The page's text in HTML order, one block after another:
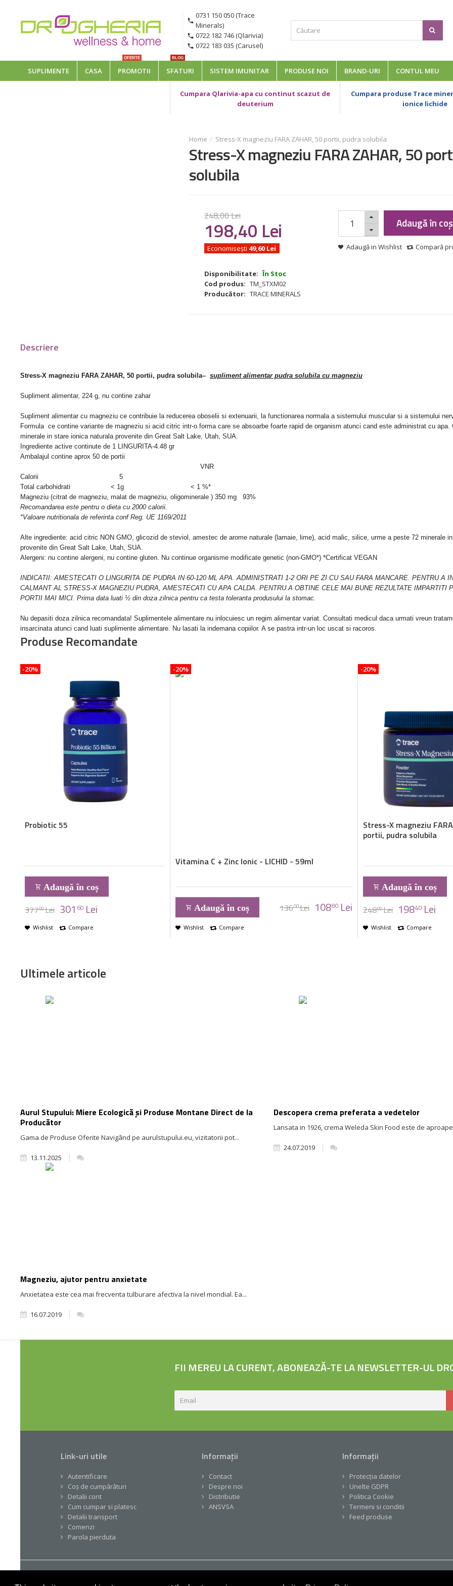
0731 150 050 (Trace
Minerals)
0722 182 746 (Qlarivia)
0722 183 035 (Carusel)
SUPLIMENTE CASA PROMOTII
OFERTE
SFATURI
BLOG
SISTEM IMUNITAR PRODUSE NOI BRAND-URI CONTUL MEU
Cumpara Qlarivia-apa cu continut scazut de
deuterium
Cumpara produse Trace
ionice lichide
Stress-X magneziu FARA ZAHAR, 50 portii, pudra solubila
Stress-X magneziu FARA ZAHAR, 50
solubila
248,00Lei
198,40 Lei
Economisești 49,60 Lei
Disponibilitate: În Stoc
Cod produs: TM_STXM02
Producător: TRACE MINERALS
Adaugă în coș
Adaugă in Wishlist Compară
Descriere
Stress-X magneziu FARA ZAHAR, 50 portii, pudra solubila– supliment alimentar pudra solubila cu magneziu
Supliment alimentar, 224 g, nu contine zahar
Supliment alimentar cu magneziu ce contribuie la reducerea oboselii si extenuarii, la functionarea normala a sistemului muscular si a sistemului
Formula ce contine variante de magneziu si acid citric intr-o forma care se absoarbe foarte rapid de organism atunci cand este administrat cu apa.
minerale in stare ionica naturala provenite din Great Salt Lake, Utah, SUA.
Ingrediente active continute de 1 LINGURITA-4.48 gr
Ambalajul contine aprox 50 de portii
VNR
Calorii
5
Total carbohidrati < 1g
< 1 %*
Magneziu (citrat de magneziu, malat de magneziu, oligominerale ) 350 mg 93%
Recomandarea este pentru o dieta cu 2000 calorii.
*Valoare nutritionala de referinta conf Reg. UE 1169/2011
Alte ingrediente: acid citric NON GMO, glicozid de steviol, amestec de arome naturale (lamaie, lime), acid malic, silice, urme a peste 72 minerale
provenite din Great Salt Lake, Utah, SUA.
Alergeni: nu contine alergeni, nu contine gluten. Nu continue organisme modificate genetic (non-GMO*) *Certificat VEGAN
INDICATII: AMESTECATI O LINGURITA DE PUDRA IN 60-120 ML APA. ADMINISTRATI 1-2 ORI PE ZI CU SAU FARA MANCARE. PENTRU A
CALMANT AL STRESS-X MAGNEZIU PUDRA, AMESTECATI CU APA CALDA. PENTRU A OBTINE CELE MAI BUNE REZULTATE IMPARTITI
PORTII MAI MICI. Prima data luati ½ din doza zilnica pentru ca testa toleranta produsului la stomac.
Nu depasiti doza zilnica recomandata! Suplimentele alimentare nu inlocuiesc un regim alimentar variat. Consultati medicul daca urmati vreun
insarcinata atunci cand luati suplimente alimentare. Nu lasati la indemana copiilor. A se pastra intr-un loc uscat si racoros.
Produse Recomandate
Probiotic 55
Adaugă în coș
37700Lei 301 60 Lei
Wishlist Compare
-20%
Vitamina C + Zinc Ionic - LICHID - 59ml
Adaugă în coș 13600Lei 10880 Lei
Wishlist Compare
-20%
Stress-X magneziu
portii, pudra solubila
Adaugă în coș
24800Lei 19840 Lei
Wishlist Compare
-20%
Ultimele articole
Aurul Stupului: Miere Ecologică și Produse Montane Direct de la
Producător
Gama de Produse Oferite Navigând pe aurulstupului.eu, vizitatorii pot...
13.11.2025
Descopera crema preferata a vedetelor
Lansata in 1926, crema Weleda Skin Food este de
24.07.2019
Magneziu, ajutor pentru anxietate
Anxietatea este cea mai frecventa tulburare afectiva la nivel mondial. Ea...
16.07.2019
FII MEREU LA CURENT, ABONEAZĂ-TE LA NEWSLETTER-UL
Link-uri utile
Autentificare
Coș de cumpărături
Detalii cont
Cum cumpar si platesc
Detalii transport
Comenzi
Parola pierduta
Informații
Contact
Despre noi
Distributie
ANSVSA
Informații
Protecția datelor
Unelte GDPR
Politica Cookie
Termeni si conditii
Feed produse